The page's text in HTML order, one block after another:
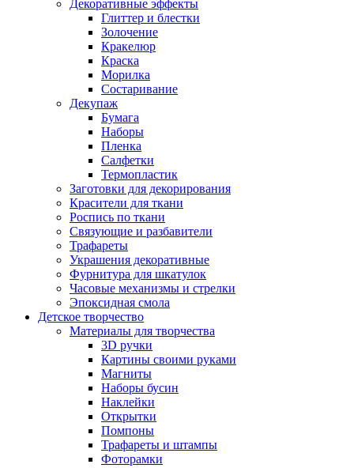
Декоративные эффекты
Глиттер и блестки
Золочение
Кракелюр
Краска
Морилка
Состаривание
Декупаж
Бумага
Наборы
Пленка
Салфетки
Термопластик
Заготовки для декорирования
Красители для ткани
Роспись по ткани
Связующие и разбавители
Трафареты
Украшения декоративные
Фурнитура для шкатулок
Часовые механизмы и стрелки
Эпоксидная смола
Детское творчество
Материалы для творчества
3D ручки
Картины своими руками
Магниты
Наборы бусин
Наклейки
Открытки
Помпоны
Трафареты и штампы
Фоторамки